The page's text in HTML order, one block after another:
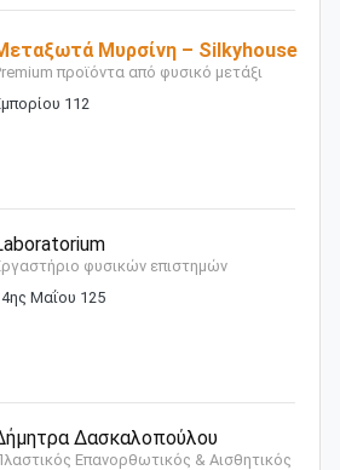
Μυρσίνη – Silkyhouse
προϊόντα από φυσικό μετάξι
112
φυσικών επιστημών
Μαΐου 125
Δασκαλοπούλου
Επανορθωτικός & Αισθητικός